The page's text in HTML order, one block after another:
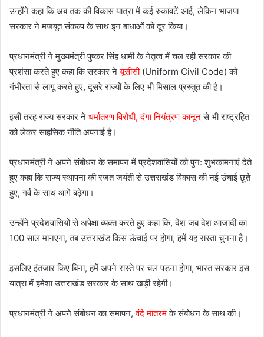
उन्होंने कहा कि अब तक की विकास यात्रा में कई रुकावटें आई, लेकिन भाजपा
सरकार ने मजबूत संकल्प के साथ इन बाधाओं को दूर किया।
प्रधानमंत्री ने मुख्यमंत्री पुष्कर सिंह धामी के नेतृत्व में चल रही सरकार की
प्रशंसा करते हुए कहा कि सरकार नेयूसीसी(Uniform Civil Code) को
गंभीरता से लागू करते हुए, दूसरे राज्यों के लिए भी मिसाल प्रस्तुत की है।
इसी तरह राज्य सरकार ने धर्मांतरण विरोधी, दंगा नियंत्रण कानूनसे भी राष्ट्रहित
को लेकर साहसिक नीति अपनाई है।
प्रधानमंत्री ने अपने संबोधन के समापन में प्रदेशवासियों को पुन: शुभकामनाएं देते
हुए कहा कि राज्य स्थापना की रजत जयंती से उत्तराखंड विकास की नई उंचाई छूते
हुए, गर्व के साथ आगे बढ़ेगा।
उन्होंने प्रदेशवासियों से अपेक्षा व्यक्त करते हुए कहा कि, देश जब देश आजादी का
100 साल मानएगा, तब उत्तराखंड किस ऊंचाई पर होगा, हमें यह रास्ता चुनना है।
इसलिए इंतजार किए बिना, हमें अपने रास्ते पर चल पड़ना होगा, भारत सरकार इस
यात्रा में हमेशा उत्तराखंड सरकार के साथ खड़ी रहेगी।
प्रधानमंत्री ने अपने संबोधन का समापन,वंदे मातरमके संबोधन के साथ की।